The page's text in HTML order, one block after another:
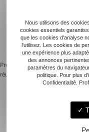
moments clés permettra de
dansantes inoubliable. Au
cha-cha-cha ou de valse
romantique et sereine.
exaltante.
Navigation
Previous:
Les essentiels d’une
réussir votre fête d’anniversaire
Nous utilisons des
cookies essentiels
que les cookies d'analyse
l'utilisez. Les cookies de
une expérience plus
des annonces
paramètres du
politique. Pour plus
Confidentialité.